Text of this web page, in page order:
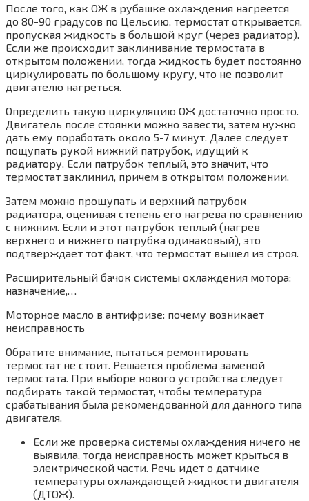
После того, как ОЖ в рубашке охлаждения нагреется
до 80-90 градусов по Цельсию, термостат открывается,
пропуская жидкость в большой круг (через радиатор).
Если же происходит заклинивание термостата в
открытом положении, тогда жидкость будет постоянно
циркулировать по большому кругу, что не позволит
двигателю нагреться.
Определить такую циркуляцию ОЖ достаточно просто.
Двигатель после стоянки можно завести, затем нужно
дать ему поработать около 5-7 минут. Далее следует
пощупать рукой нижний патрубок, идущий к
радиатору. Если патрубок теплый, это значит, что
термостат заклинил, причем в открытом положении.
Затем можно прощупать и верхний патрубок
радиатора, оценивая степень его нагрева по сравнению
с нижним. Если и этот патрубок теплый (нагрев
верхнего и нижнего патрубка одинаковый), это
подтверждает тот факт, что термостат вышел из строя.
Расширительный бачок системы охлаждения мотора:
назначение,…
Моторное масло в антифризе: почему возникает
неисправность
Обратите внимание, пытаться ремонтировать
термостат не стоит. Решается проблема заменой
термостата. При выборе нового устройства следует
подбирать такой термостат, чтобы температура
срабатывания была рекомендованной для данного типа
двигателя.
Если же проверка системы охлаждения ничего не
выявила, тогда неисправность может крыться в
электрической части. Речь идет о датчике
температуры охлаждающей жидкости двигателя
(ДТОЖ).